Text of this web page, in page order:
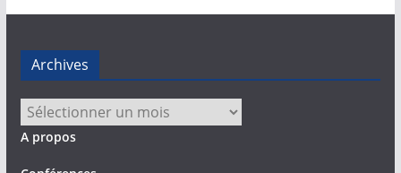
Archives
Archives
A propos